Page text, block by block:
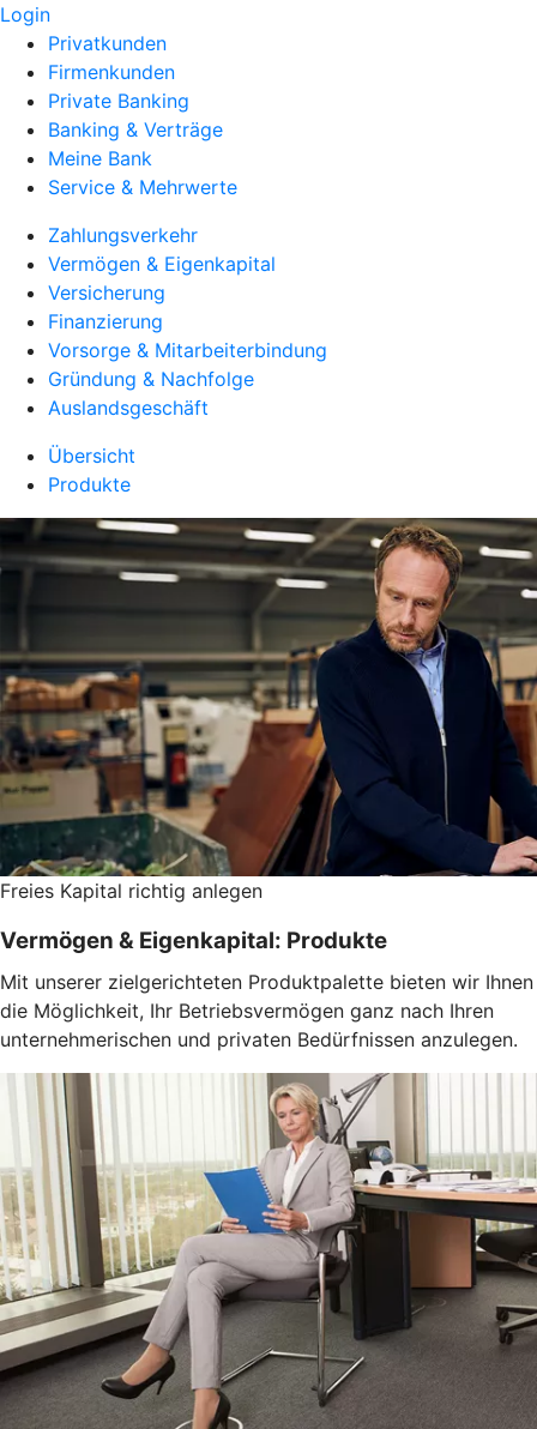
Login
Privatkunden
Firmenkunden
Private Banking
Banking & Verträge
Meine Bank
Service & Mehrwerte
Zahlungsverkehr
Vermögen & Eigenkapital
Versicherung
Finanzierung
Vorsorge & Mitarbeiterbindung
Gründung & Nachfolge
Auslandsgeschäft
Übersicht
Produkte
Freies Kapital richtig anlegen
Vermögen & Eigenkapital: Produkte
Mit unserer zielgerichteten Produktpalette bieten wir Ihnen
die Möglichkeit, Ihr Betriebsvermögen ganz nach Ihren
unternehmerischen und privaten Bedürfnissen anzulegen.